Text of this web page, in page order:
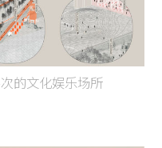
的文化娱乐场所